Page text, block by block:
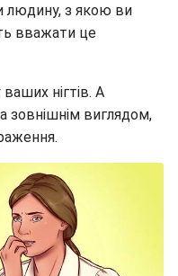
людину, з якою ви
вважати це
нігтів. А
зовнішнім виглядом,